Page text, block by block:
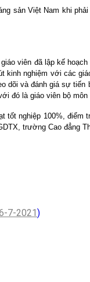
sản Việt Nam khi
viên đã lập kế
nghiệm với các
và đánh giá sự
là giáo viên bộ
nghiệp 100%, điểm
trường Cao đẳng
7-2021)